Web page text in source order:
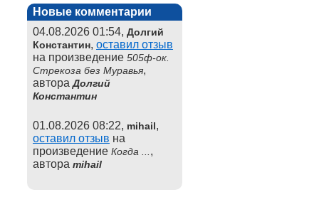
Новые комментарии
04.08.2026 01:54, Долгий
Константин, оставил отзыв
на произведение 505ф-ок.
Стрекоза без Муравья,
автораДолгий
Константин
01.08.2026 08:22, mihail,
оставил отзыв на
произведение Когда ... ,
автора mihail